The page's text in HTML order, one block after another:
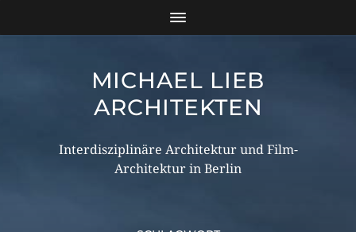
MICHAEL LIEB
ARCHITEKTEN
Interdisziplinäre Architektur und Film-
Architektur in Berlin